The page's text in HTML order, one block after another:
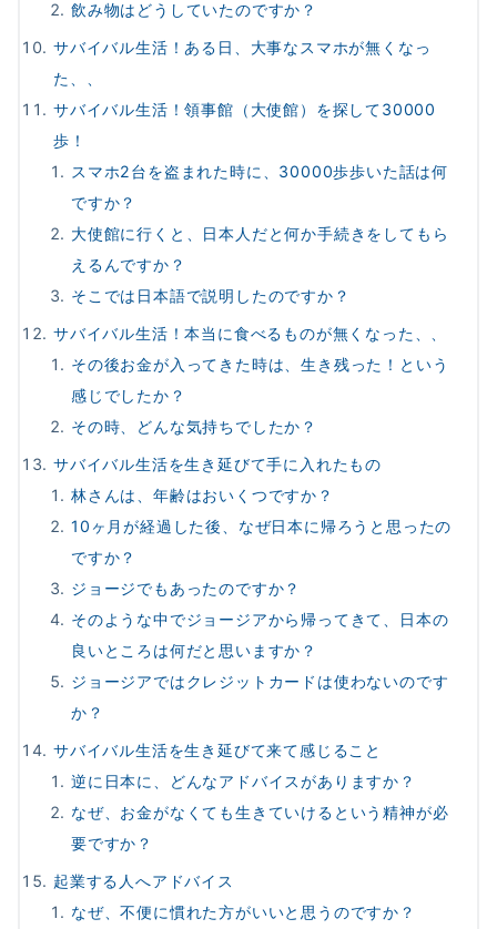
飲み物はどうしていたのですか？
サバイバル生活！ある日、大事なスマホが無くなっ
た、、
サバイバル生活！領事館（大使館）を探して30000
歩！
スマホ2台を盗まれた時に、30000歩歩いた話は何
ですか？
大使館に行くと、日本人だと何か手続きをしてもら
えるんですか？
そこでは日本語で説明したのですか？
サバイバル生活！本当に食べるものが無くなった、、
その後お金が入ってきた時は、生き残った！という
感じでしたか？
その時、どんな気持ちでしたか？
サバイバル生活を生き延びて手に入れたもの
林さんは、年齢はおいくつですか？
10ヶ月が経過した後、なぜ日本に帰ろうと思ったの
ですか？
ジョージでもあったのですか？
そのような中でジョージアから帰ってきて、日本の
良いところは何だと思いますか？
ジョージアではクレジットカードは使わないのです
か？
サバイバル生活を生き延びて来て感じること
逆に日本に、どんなアドバイスがありますか？
なぜ、お金がなくても生きていけるという精神が必
要ですか？
起業する人へアドバイス
なぜ、不便に慣れた方がいいと思うのですか？